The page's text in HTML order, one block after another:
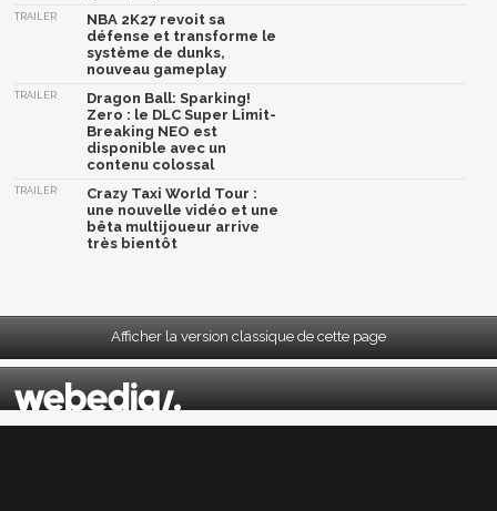
TRAILER
NBA 2K27 revoit sa
défense et transforme le
système de dunks,
nouveau gameplay
TRAILER
Dragon Ball: Sparking!
Zero : le DLC Super Limit-
Breaking NEO est
disponible avec un
contenu colossal
TRAILER
Crazy Taxi World Tour :
une nouvelle vidéo et une
bêta multijoueur arrive
très bientôt
Afficher la version classique de cette page